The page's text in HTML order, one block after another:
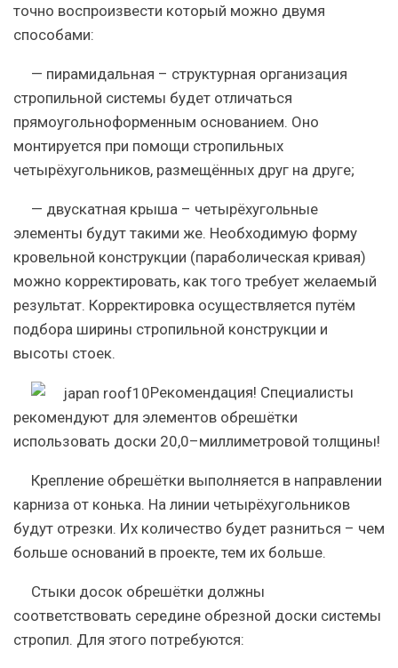
точно воспроизвести который можно двумя
способами:
— пирамидальная – структурная организация
стропильной системы будет отличаться
прямоугольноформенным основанием. Оно
монтируется при помощи стропильных
четырёхугольников, размещённых друг на друге;
— двускатная крыша – четырёхугольные
элементы будут такими же. Необходимую форму
кровельной конструкции (параболическая кривая)
можно корректировать, как того требует желаемый
результат. Корректировка осуществляется путём
подбора ширины стропильной конструкции и
высоты стоек.
Рекомендация! Специалисты
рекомендуют для элементов обрешётки
использовать доски 20,0–миллиметровой толщины!
Крепление обрешётки выполняется в направлении
карниза от конька. На линии четырёхугольников
будут отрезки. Их количество будет разниться – чем
больше оснований в проекте, тем их больше.
Стыки досок обрешётки должны
соответствовать середине обрезной доски системы
стропил. Для этого потребуются: